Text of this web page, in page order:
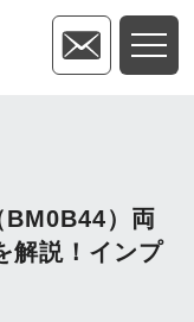
）両
解説！インプ